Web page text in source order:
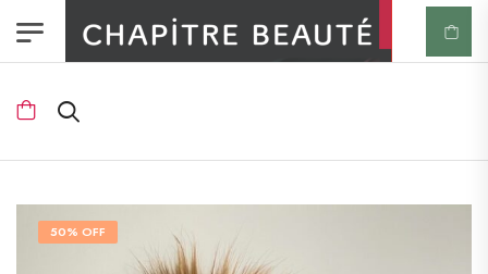
50% OFF